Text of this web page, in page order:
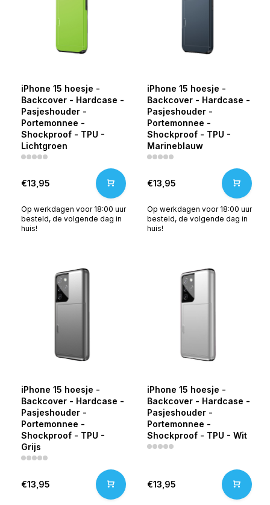
iPhone 15 hoesje -
Backcover - Hardcase -
Pasjeshouder -
Portemonnee -
Shockproof - TPU -
Lichtgroen
€13,95
Op werkdagen voor 18:00 uur
besteld, de volgende dag in
huis!
iPhone 15 hoesje -
Backcover - Hardcase -
Pasjeshouder -
Portemonnee -
Shockproof - TPU -
Marineblauw
€13,95
Op werkdagen voor 18:00 uur
besteld, de volgende dag in
huis!
iPhone 15 hoesje -
Backcover - Hardcase -
Pasjeshouder -
Portemonnee -
Shockproof - TPU -
Grijs
€13,95
iPhone 15 hoesje -
Backcover - Hardcase -
Pasjeshouder -
Portemonnee -
Shockproof - TPU - Wit
€13,95